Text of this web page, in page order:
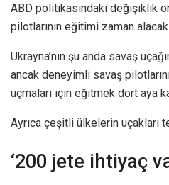
ABD politikasındaki değişiklik
pilotlarının eğitimi zaman alacak.
Ukrayna’nın şu anda savaş
ancak deneyimli savaş
uçmaları için eğitmek dört aya
Ayrıca çeşitli ülkelerin uçakları
‘200 jete ihtiyaç